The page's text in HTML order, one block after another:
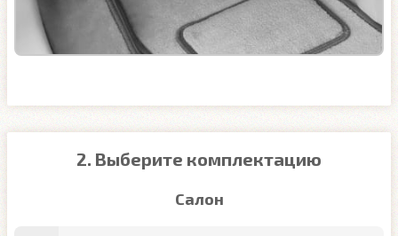
2. Выберите комплектацию
Салон